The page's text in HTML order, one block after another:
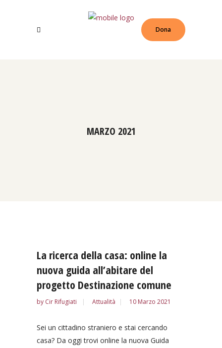
Dona
MARZO 2021
La ricerca della casa: online la
nuova guida all’abitare del
progetto Destinazione comune
by Cir Rifugiati Attualità 10 Marzo 2021
Sei un cittadino straniero e stai cercando
casa? Da oggi trovi online la nuova Guida